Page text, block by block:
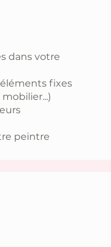
dans votre
fixes
peintre